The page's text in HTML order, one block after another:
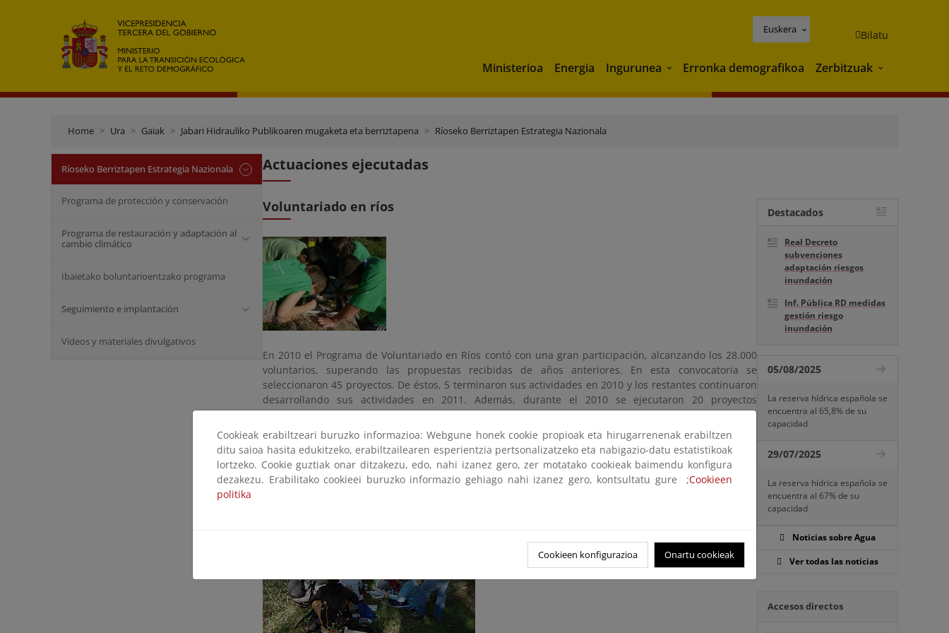
Euskera Bilatu
Ministerioa Energia Ingurunea Ingurunea
Erronka demografikoa Zerbitzuak Zerbitzuak
Home Ura Gaiak Jabari Hidrauliko Publikoaren mugaketa eta berriztapena Ríoseko Berriztapen Estrategia Nazionala
Ríoseko Berriztapen Estrategia Nazionala
Programa de protección y conservación
Programa de restauración y adaptación al
cambio climático
Ibaietako boluntarioentzako programa
Seguimiento e implantación
Videos y materiales divulgativos
Actuaciones ejecutadas
Voluntariado en ríos
En 2010 el Programa de Voluntariado en Ríos contó con una gran participación, alcanzando los 28.000
voluntarios, superando las propuestas recibidas de años anteriores. En esta convocatoria se
seleccionaron 45 proyectos. De éstos, 5 terminaron sus actividades en 2010 y los restantes continuaron
desarrollando sus actividades en 2011. Además, durante el 2010 se ejecutaron 20 proyectos
pertenecientes a la convocatoria 2009 y 2 pertenecientes a la convocatoria 2008.
Entre las actuaciones cabe destacar la plantación de más de 10.000 árboles, la recogida de 34
toneladas de basura en 115 salidas. También se impartieron más de 360 conferencias, charlas y cursos,
se realizaron 12 exposiciones y se instalaron 115 paneles interpretativos todo ello con el fin de poner en
valor nuestros ríos.
Destacados
Real Decreto
subvenciones
adaptación riesgos
inundación
Inf. Pública RD medidas
gestión riesgo
inundación
05/08/2025
La reserva hídrica española se
encuentra al 65,8% de su
capacidad
29/07/2025
La reserva hídrica española se
encuentra al 67% de su
capacidad
Noticias sobre Agua
Ver todas las noticias
Accesos directos
Cookieak erabiltzeari buruzko informazioa: Webgune honek cookie propioak eta hirugarrenenak erabiltzen
ditu saioa hasita edukitzeko, erabiltzailearen esperientzia pertsonalizatzeko eta nabigazio-datu estatistikoak
lortzeko. Cookie guztiak onar ditzakezu, edo, nahi izanez gero, zer motatako cookieak baimendu konfigura
dezakezu. Erabilitako cookieei buruzko informazio gehiago nahi izanez gero, kontsultatu gure ;Cookieen
politika
Cookieen konfigurazioa Onartu cookieak